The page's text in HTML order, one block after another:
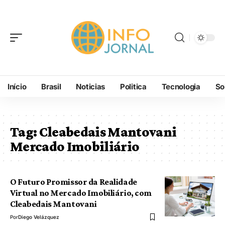
Início Brasil Noticias Politica Tecnologia
Tag:Cleabedais Mantovani
Mercado Imobiliário
O Futuro Promissor da Realidade
Virtual no Mercado Imobiliário, com
Cleabedais Mantovani
PorDiego Velázquez